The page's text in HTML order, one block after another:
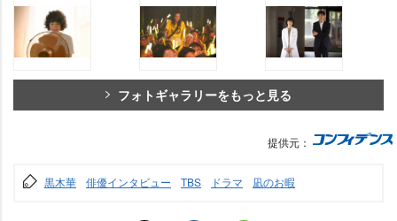
フォトギャラリーをもっと見る
提供元：
黒木華 俳優インタビュー TBS ドラマ 凪のお暇